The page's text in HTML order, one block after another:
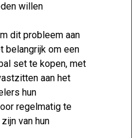
willen
dit probleem aan
belangrijk om een
set te kopen, met
aan het
hun
regelmatig te
van hun